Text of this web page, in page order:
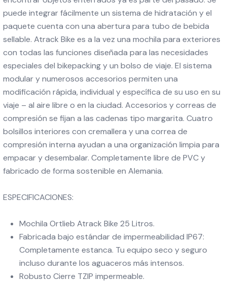
puede integrar fácilmente un sistema de hidratación y el
paquete cuenta con una abertura para tubo de bebida
sellable. Atrack Bike es a la vez una mochila para exteriores
con todas las funciones diseñada para las necesidades
especiales del bikepacking y un bolso de viaje. El sistema
modular y numerosos accesorios permiten una
modificación rápida, individual y específica de su uso en su
viaje – al aire libre o en la ciudad. Accesorios y correas de
compresión se fijan a las cadenas tipo margarita. Cuatro
bolsillos interiores con cremallera y una correa de
compresión interna ayudan a una organización limpia para
empacar y desembalar. Completamente libre de PVC y
fabricado de forma sostenible en Alemania.
ESPECIFICACIONES:
Mochila Ortlieb Atrack Bike 25 Litros.
Fabricada bajo estándar de impermeabilidad IP67:
Completamente estanca. Tu equipo seco y seguro
incluso durante los aguaceros más intensos.
Robusto Cierre TZIP impermeable.